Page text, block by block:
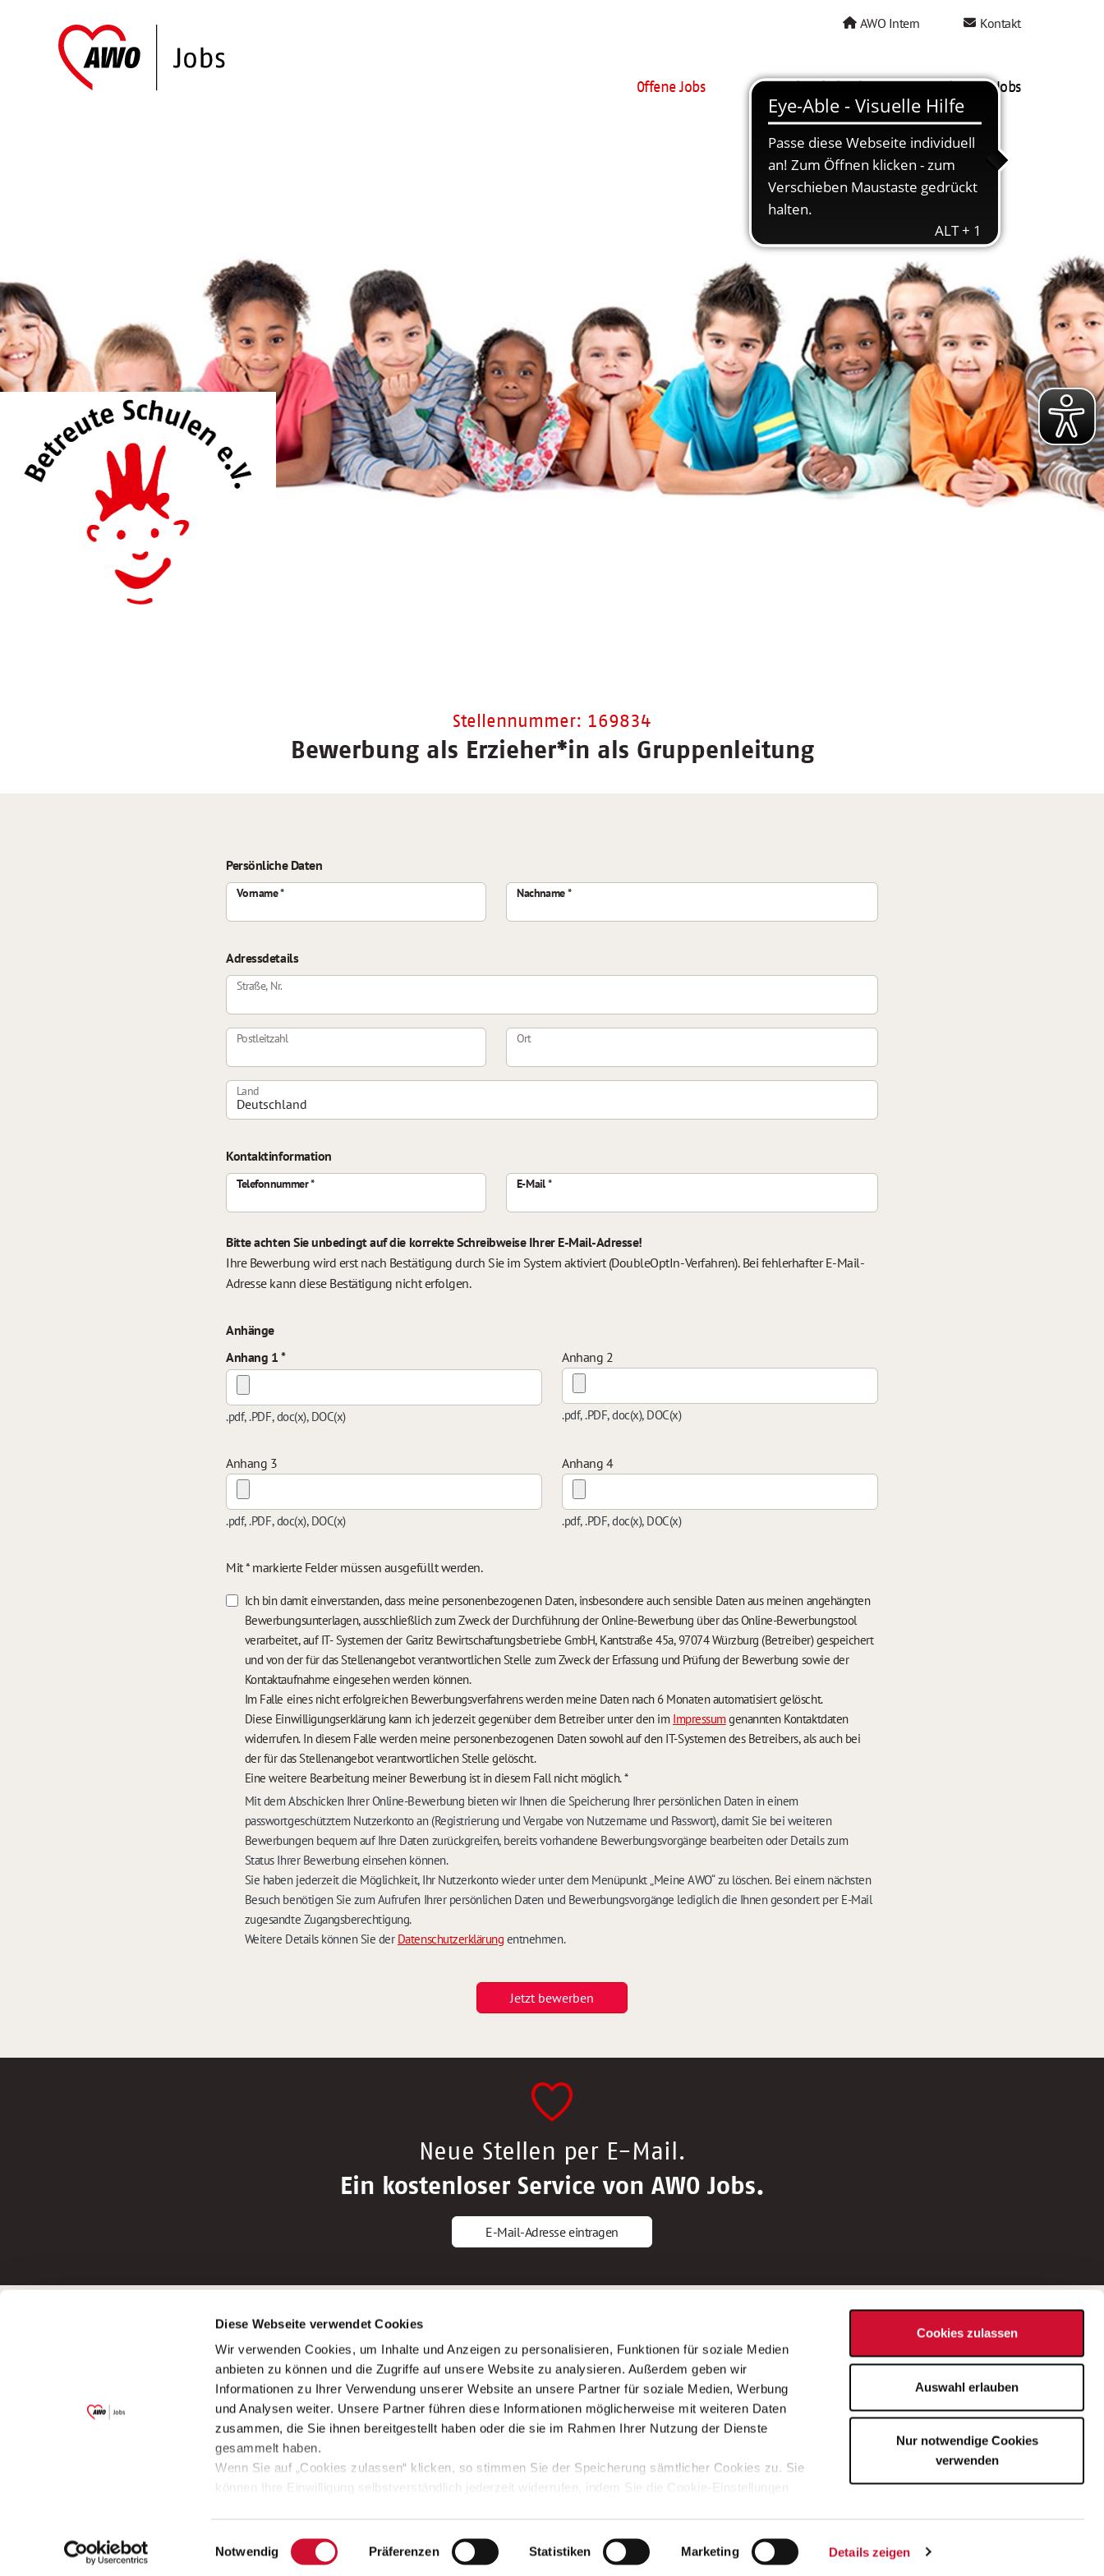
Diese Webseite verwendet Cookies
Wir verwenden Cookies, um Inhalte und Anzeigen zu personalisieren, Funktionen für soziale Medien
anbieten zu können und die Zugriffe auf unsere Website zu analysieren. Außerdem geben wir
Informationen zu Ihrer Verwendung unserer Website an unsere Partner für soziale Medien, Werbung
und Analysen weiter. Unsere Partner führen diese Informationen möglicherweise mit weiteren Daten
zusammen, die Sie ihnen bereitgestellt haben oder die sie im Rahmen Ihrer Nutzung der Dienste
gesammelt haben.
Wenn Sie auf „Cookies zulassen“ klicken, so stimmen Sie der Speicherung sämtlicher Cookies zu. Sie
können Ihre Einwilligung selbstverständlich jederzeit widerrufen, indem Sie die Cookie-Einstellungen
Einwilligungsauswahl
Notwendig Präferenzen Statistiken Marketing Details zeigen
Cookies zulassen
Auswahl erlauben
Nur notwendige Cookies
verwenden
AWO Intern Kontakt
Offene Jobs AWO als Arbeitgeber Mein AWO Jobs
Stellennummer: 169834
Bewerbung als Erzieher*in als Gruppenleitung
Persönliche Daten
Vorname Nachname
Adressdetails
Straße, Nr.
Postleitzahl Ort
Land
Kontaktinformation
Telefonnummer E-Mail
Bitte achten Sie unbedingt auf die korrekte Schreibweise Ihrer E-Mail-Adresse!
Ihre Bewerbung wird erst nach Bestätigung durch Sie im System aktiviert (DoubleOptIn-Verfahren). Bei fehlerhafter E-Mail-
Adresse kann diese Bestätigung nicht erfolgen.
Anhänge
Anhang 1
.pdf, .PDF, doc(x), DOC(x)
Anhang 2
.pdf, .PDF, doc(x), DOC(x)
Anhang 3
.pdf, .PDF, doc(x), DOC(x)
Anhang 4
.pdf, .PDF, doc(x), DOC(x)
Mit * markierte Felder müssen ausgefüllt werden.
Ich bin damit einverstanden, dass meine personenbezogenen Daten, insbesondere auch sensible Daten aus meinen angehängten
Bewerbungsunterlagen, ausschließlich zum Zweck der Durchführung der Online-Bewerbung über das Online-Bewerbungstool
verarbeitet, auf IT- Systemen der Garitz Bewirtschaftungsbetriebe GmbH, Kantstraße 45a, 97074 Würzburg (Betreiber) gespeichert
und von der für das Stellenangebot verantwortlichen Stelle zum Zweck der Erfassung und Prüfung der Bewerbung sowie der
Kontaktaufnahme eingesehen werden können.
Im Falle eines nicht erfolgreichen Bewerbungsverfahrens werden meine Daten nach 6 Monaten automatisiert gelöscht.
Diese Einwilligungserklärung kann ich jederzeit gegenüber dem Betreiber unter den im Impressumgenannten Kontaktdaten
widerrufen. In diesem Falle werden meine personenbezogenen Daten sowohl auf den IT-Systemen des Betreibers, als auch bei
der für das Stellenangebot verantwortlichen Stelle gelöscht.
Eine weitere Bearbeitung meiner Bewerbung ist in diesem Fall nicht möglich.*
Mit dem Abschicken Ihrer Online-Bewerbung bieten wir Ihnen die Speicherung Ihrer persönlichen Daten in einem
passwortgeschütztem Nutzerkonto an (Registrierung und Vergabe von Nutzername und Passwort), damit Sie bei weiteren
Bewerbungen bequem auf Ihre Daten zurückgreifen, bereits vorhandene Bewerbungsvorgänge bearbeiten oder Details zum
Status Ihrer Bewerbung einsehen können.
Sie haben jederzeit die Möglichkeit, Ihr Nutzerkonto wieder unter dem Menüpunkt „Meine AWO“ zu löschen. Bei einem nächsten
Besuch benötigen Sie zum Aufrufen Ihrer persönlichen Daten und Bewerbungsvorgänge lediglich die Ihnen gesondert per E-Mail
zugesandte Zugangsberechtigung.
Weitere Details können Sie der Datenschutzerklärung entnehmen.
Jetzt bewerben
Neue Stellen per E-Mail.
Ein kostenloser Service von AWO Jobs.
E-Mail-Adresse eintragen
Garitz Bewirtschaftungsbetriebe GmbH
(Ein Tochterunternehmen des AWO
Bezirksverbandes Unterfranken e.V.)
Bitte senden Sie an diese Anschrift keine
Bewerbungstipps
Bewerbung als Altenpfleger*in
Bewerbung als Krankenpfleger*in
Bewerbung als Altenpflegehelfer*in
Bewerbung als Erzieher*in
AWO Gliederungen nach Bundesland
Stellenangebote nach Bundesländern
Sitemap
Impressum
Datenschutz
Bei Fragen zu einer Stellenausschreibung
wenden Sie sich bitte an die*den in der
Stellenausschreibung genannte*n
Ansprechpartner*in.
© 2009 - 2026 AWO Jobs